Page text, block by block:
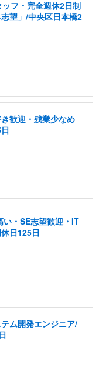
ッフ・完全週休2日制
望」/中央区日本橋2
歓迎・残業少なめ
・SE志望歓迎・IT
日125日
ム開発エンジニア/